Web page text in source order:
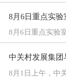
中关村发展集